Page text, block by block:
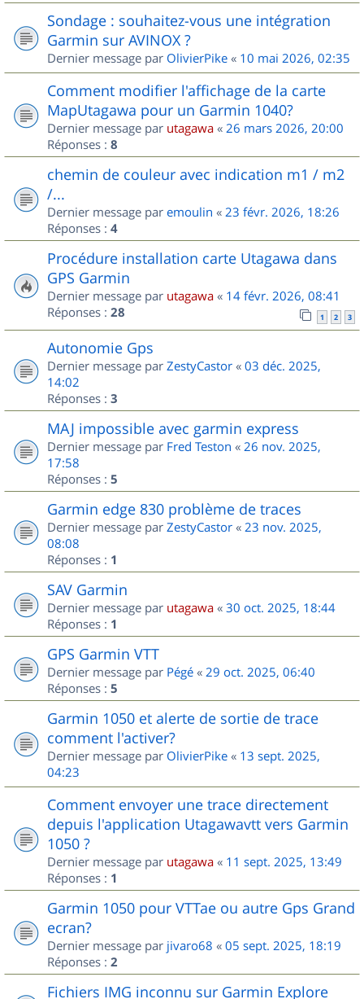
Sondage : souhaitez-vous une intégration
Garmin sur AVINOX ?
Dernier message par OlivierPike « 10 mai 2026, 02:35
Comment modifier l'affichage de la carte
MapUtagawa pour un Garmin 1040?
Dernier message par utagawa « 26 mars 2026, 20:00
Réponses : 8
chemin de couleur avec indication m1 / m2
/...
Dernier message par emoulin « 23 févr. 2026, 18:26
Réponses : 4
Procédure installation carte Utagawa dans
GPS Garmin
Dernier message par utagawa « 14 févr. 2026, 08:41
Réponses : 28 1 2 3
Autonomie Gps
Dernier message par ZestyCastor « 03 déc. 2025,
14:02
Réponses : 3
MAJ impossible avec garmin express
Dernier message par Fred Teston « 26 nov. 2025,
17:58
Réponses : 5
Garmin edge 830 problème de traces
Dernier message par ZestyCastor « 23 nov. 2025,
08:08
Réponses : 1
SAV Garmin
Dernier message par utagawa « 30 oct. 2025, 18:44
Réponses : 1
GPS Garmin VTT
Dernier message par Pégé « 29 oct. 2025, 06:40
Réponses : 5
Garmin 1050 et alerte de sortie de trace
comment l'activer?
Dernier message par OlivierPike « 13 sept. 2025,
04:23
Comment envoyer une trace directement
depuis l'application Utagawavtt vers Garmin
1050 ?
Dernier message par utagawa « 11 sept. 2025, 13:49
Réponses : 1
Garmin 1050 pour VTTae ou autre Gps Grand
ecran?
Dernier message par jivaro68 « 05 sept. 2025, 18:19
Réponses : 2
Fichiers IMG inconnu sur Garmin Explore